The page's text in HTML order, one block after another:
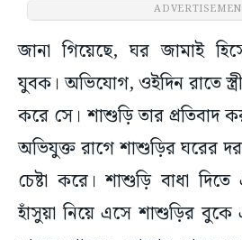
জানা গিয়েছে, ঘর জামাই
যুবক। অভিযোগ, ওইদিন রাতে
করে সে। শাশুড়ি তার প্রতিবাদ
অভিযুক্ত রাগে শাশুড়ির ঘরের
চেষ্টা করে। শাশুড়ি বাধা
হাঁসুয়া নিয়ে এসে শাশুড়ির